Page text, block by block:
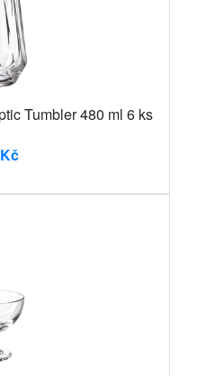
Tumbler 480 ml 6 ks